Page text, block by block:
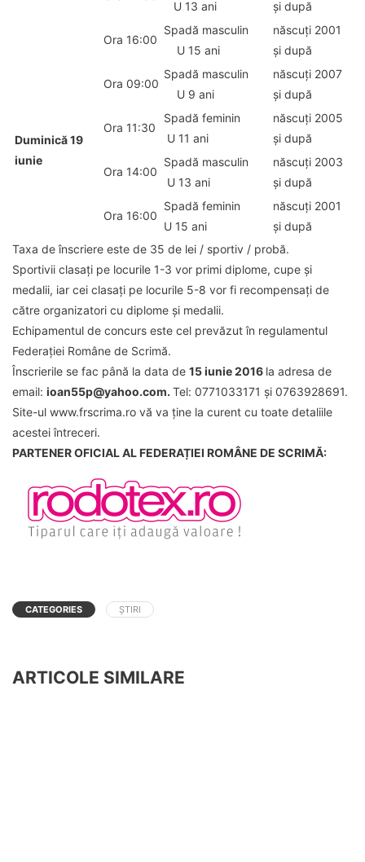
U 13 ani
și după
Ora 16:00
Spadă masculin
U 15 ani
născuți 2001
și după
Duminică 19
iunie
Ora 09:00
Spadă masculin
U 9 ani
născuți 2007
și după
Ora 11:30
Spadă feminin
U 11 ani
născuți 2005
și după
Ora 14:00
Spadă masculin
U 13 ani
născuți 2003
și după
Ora 16:00
Spadă feminin
U 15 ani
născuți 2001
și după
Taxa de înscriere este de 35 de lei / sportiv / probă.
Sportivii clasați pe locurile 1-3 vor primi diplome, cupe și
medalii, iar cei clasați pe locurile 5-8 vor fi recompensați de
către organizatori cu diplome și medalii.
Echipamentul de concurs este cel prevăzut în regulamentul
Federației Române de Scrimă.
Înscrierile se fac până la data de 15 iunie 2016 la adresa de
email: ioan55p@yahoo.com. Tel: 0771033171 și 0763928691.
Site-ul www.frscrima.ro vă va ține la curent cu toate detaliile
acestei întreceri.
PARTENER OFICIAL AL FEDERAȚIEI ROMÂNE DE SCRIMĂ:
CATEGORIES ȘTIRI
ARTICOLE SIMILARE